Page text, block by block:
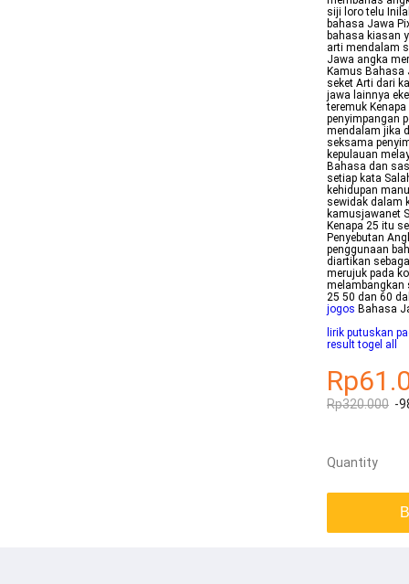
siji loro telu
bahasa Jawa
bahasa kiasan
arti mendalam
Jawa angka
Kamus Bahasa
seket Arti dari
jawa lainnya
teremuk
penyimpangan
mendalam jika
seksama
kepulauan
Bahasa dan
setiap kata
kehidupan
sewidak dalam
kamusjawanet
Kenapa 25 itu
Penyebutan
penggunaan
diartikan
merujuk pada
melambangkan
25 50 dan 60
jogos Bahasa
lirik putuskan
result togel all
Rp320.000 -
Quantity